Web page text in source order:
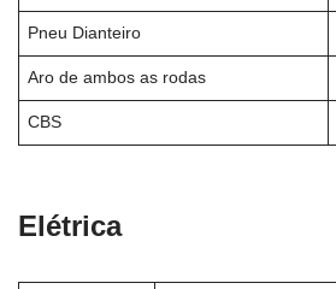
Pneu Dianteiro
Aro de ambos as rodas
CBS
Elétrica